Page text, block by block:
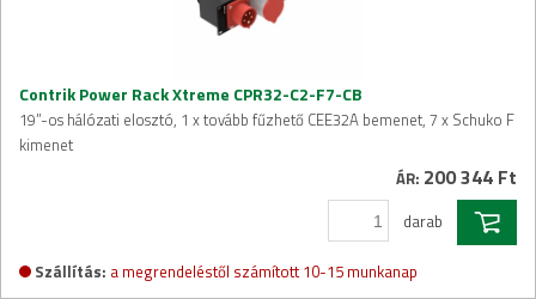
Contrik Power Rack Xtreme CPR32-C2-F7-CB
19”-os hálózati elosztó, 1 x tovább fűzhető CEE32A bemenet, 7 x Schuko F
kimenet
ÁR: 200 344 Ft
darab
Szállítás: a megrendeléstől számított 10-15 munkanap